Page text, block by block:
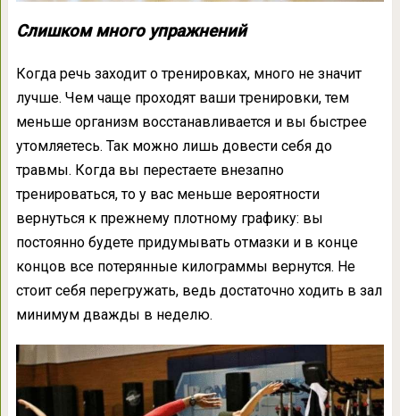
Слишком много упражнений
Когда речь заходит о тренировках, много не значит
лучше. Чем чаще проходят ваши тренировки, тем
меньше организм восстанавливается и вы быстрее
утомляетесь. Так можно лишь довести себя до
травмы. Когда вы перестаете внезапно
тренироваться, то у вас меньше вероятности
вернуться к прежнему плотному графику: вы
постоянно будете придумывать отмазки и в конце
концов все потерянные килограммы вернутся. Не
стоит себя перегружать, ведь достаточно ходить в зал
минимум дважды в неделю.